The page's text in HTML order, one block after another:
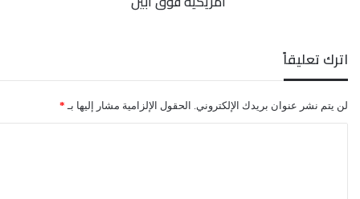
اترك تعليقاً
لن يتم نشر عنوان بريدك الإلكتروني. الحقول الإلزامية مشار إليها بـ *